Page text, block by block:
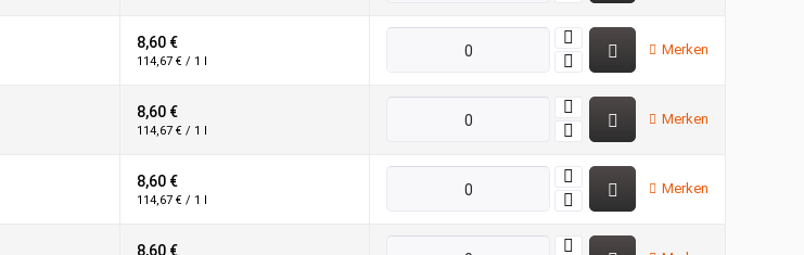
8,60 €
114,67 € / 1 l
Merken
8,60 €
114,67 € / 1 l
Merken
8,60 €
114,67 € / 1 l
Merken
8,60 €